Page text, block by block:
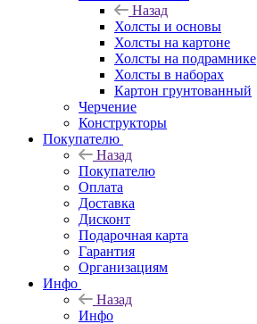
Назад
Холсты и основы
Холсты на картоне
Холсты на подрамнике
Холсты в наборах
Картон грунтованный
Черчение
Конструкторы
Покупателю
Назад
Покупателю
Оплата
Доставка
Дисконт
Подарочная карта
Гарантия
Организациям
Инфо
Назад
Инфо